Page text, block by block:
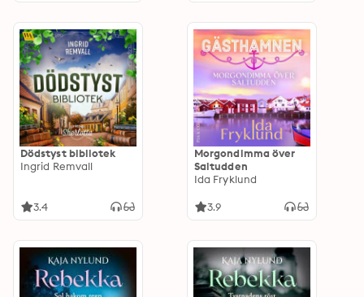
Dödstyst bibliotek
Ingrid Remvall
3.4
Morgondimma över
Saltudden
Ida Fryklund
3.9